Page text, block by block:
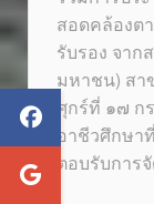
สอดคล้องต
รับรอง จา
มหาชน) สา
ศุกร์ที่ ๑๗
อาชีวศึกษา
ตอบรับการ